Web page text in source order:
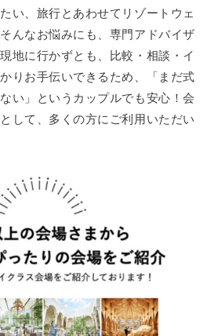
い、旅行とあわせてリゾートウェ
んなお悩みにも、専門アドバイザ
地に行かずとも、比較・相談・イ
りお手伝いできるため、「まだ式
い」というカップルでも安心！会
して、多くの方にご利用いただい